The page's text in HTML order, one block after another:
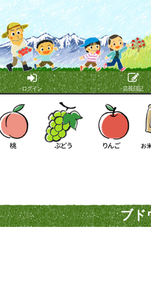
ログイン 店長日記
ブド